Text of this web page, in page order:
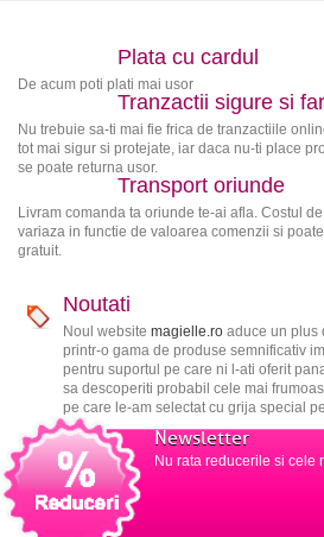
Plata cu cardul
De acum poti plati mai usor
Tranzactii sigure si
Nu trebuie sa-ti mai fie frica de tranzactiile
tot mai sigur si protejate, iar daca nu-ti place
se poate returna usor.
Transport oriunde
Livram comanda ta oriunde te-ai afla. Costul
variaza in functie de valoarea comenzii si
gratuit.
Noutati
Noul website magielle.roaduce un plus
printr-o gama de produse semnificativ
pentru suportul pe care ni l-ati oferit
sa descoperiti probabil cele mai
pe care le-am selectat cu grija special
Newsletter
Nu rata reducerile si cele